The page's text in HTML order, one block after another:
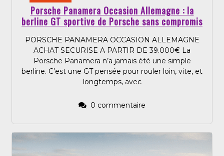
Porsche Panamera Occasion Allemagne : la
berline GT sportive de Porsche sans compromis
PORSCHE PANAMERA OCCASION ALLEMAGNE
ACHAT SECURISE A PARTIR DE 39.000€ La
Porsche Panamera n’a jamais été une simple
berline. C’est une GT pensée pour rouler loin, vite, et
longtemps, avec
0 commentaire